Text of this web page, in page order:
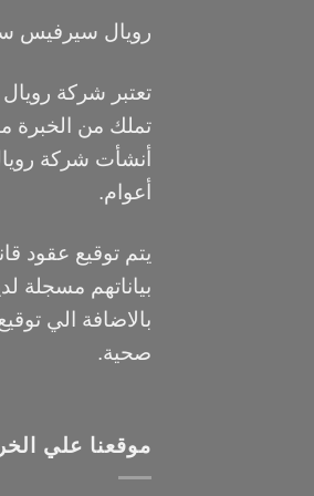
رويال سيرفيس
تعتبر شركة
تملك من الخبرة
أعوام.
يتم توقيع عقود
بياناتهم مسجلة
بالاضافة الي
صحية.
موقعنا علي